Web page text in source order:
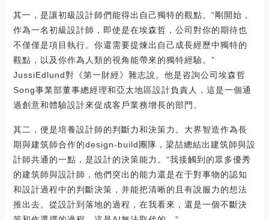
其一，是讓初級設計師們能得出自己獨特的觀點。“剛開始，
作為一名初級設計師，即使是在埃森哲，公司對你的期待也
不僅僅是項目執行。你還需要提煉出自己成長經歷中獨特的
觀點，以及你作為人類的視角能帶來的獨特經驗。”
JussiEdlund對《第一財經》雜志說。他是咨詢公司埃森哲
Song事業部董事總經理和亞太地區設計負責人，這是一個通
過創意和體驗設計來促成客戶業務增長的部門。
其二，便是培養設計師的判斷力和決策力。大界智造作為長
期與建筑師合作的design-build團隊，梁喆總結出建筑師與設
計師共通的一點，是設計的決策能力。“我接觸到的眾多優秀
的建筑師與設計師，他們突出的能力還是在于對事物的認知
和設計過程中的判斷決策，并能把清晰的且有說服力的想法
推出去。從設計到落地的過程，在我看來，還是一個不斷決